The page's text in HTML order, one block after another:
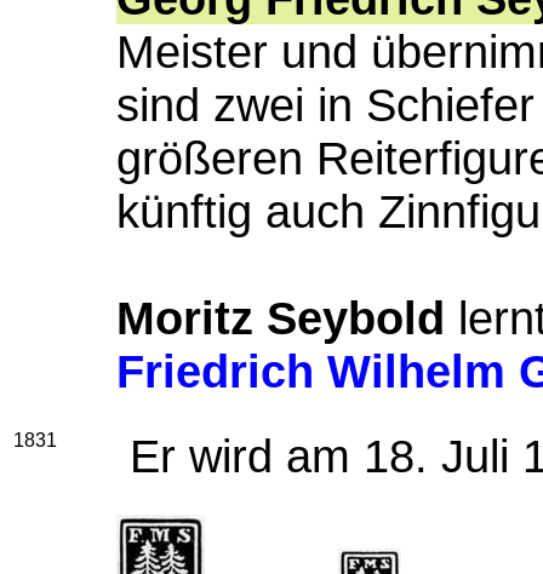
Meister und
sind zwei in
größeren
künftig auch
Moritz Seybold
Friedrich Wilhelm
1831 Er wird am 18. Juli